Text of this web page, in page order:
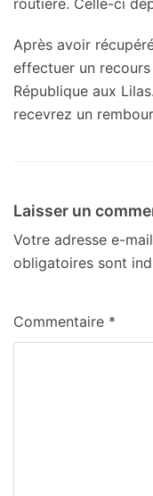
Après avoir
effectuer un
République aux
recevrez un
Laisser un
Votre adresse e-
obligatoires sont
Commentaire *